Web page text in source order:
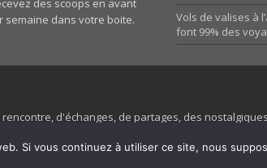
des scoops en avant
semaine dans votre boite.
Vols de valises à
font 99% des
d'échanges, de partages, des
au ClubMed et la marque citée est la propriété
Si vous continuez à utiliser ce site, nous